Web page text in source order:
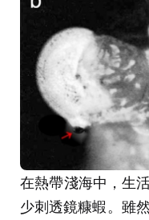
在熱帶淺海中，生
少刺透鏡糠蝦。雖